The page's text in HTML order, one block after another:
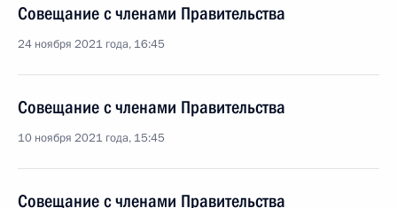
Совещание с членами Правительства
24 ноября 2021 года, 16:45
Совещание с членами Правительства
10 ноября 2021 года, 15:45
Совещание с членами Правительства